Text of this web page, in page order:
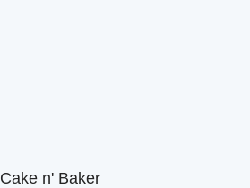
Cake n' Baker